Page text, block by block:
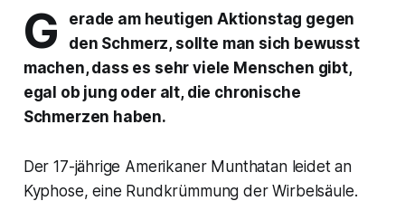
G
erade am heutigen Aktionstag gegen
den Schmerz, sollte man sich bewusst
machen, dass es sehr viele Menschen gibt,
egal ob jung oder alt, die chronische
Schmerzen haben.
Der 17-jährige Amerikaner Munthatan leidet an
Kyphose, eine Rundkrümmung der Wirbelsäule.